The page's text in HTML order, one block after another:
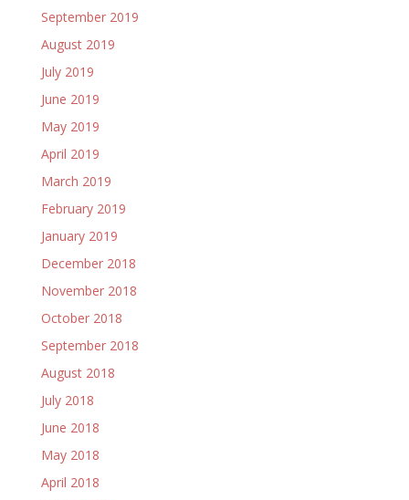
September 2019
August 2019
July 2019
June 2019
May 2019
April 2019
March 2019
February 2019
January 2019
December 2018
November 2018
October 2018
September 2018
August 2018
July 2018
June 2018
May 2018
April 2018